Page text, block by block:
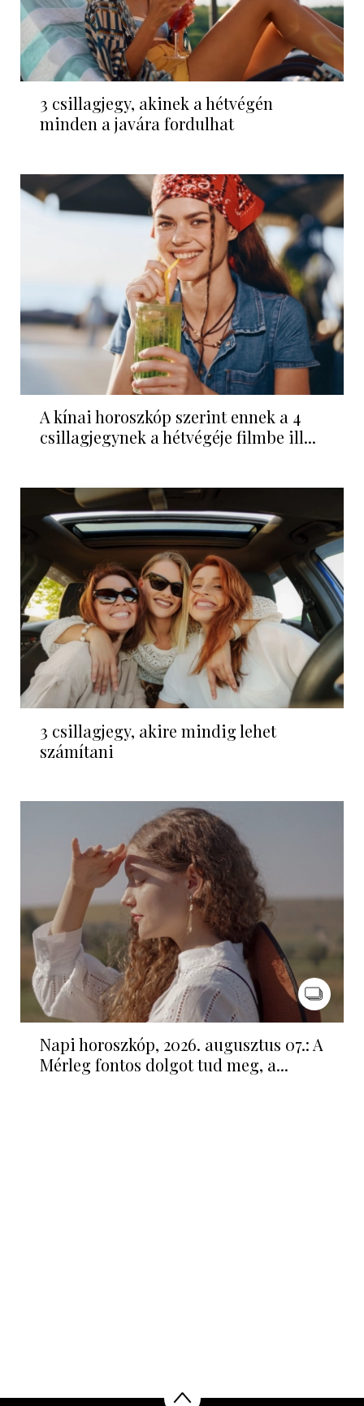
3 csillagjegy, akinek a hétvégén
minden a javára fordulhat
A kínai horoszkóp szerint ennek a 4
csillagjegynek a hétvégéje filmbe ill...
3 csillagjegy, akire mindig lehet
számítani
Napi horoszkóp, 2026. augusztus 07.: A
Mérleg fontos dolgot tud meg, a...